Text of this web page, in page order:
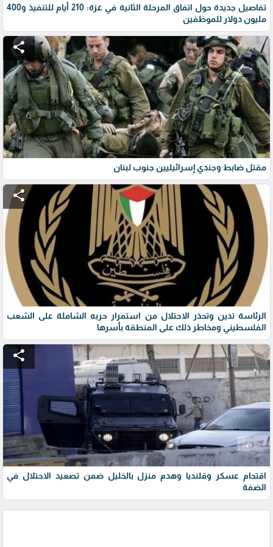
تفاصيل جديدة حول اتفاق المرحلة الثانية في غزة: 210 أيام للتنفيذ و400
مليون دولار للموظفين
share
مقتل ضابط وجندي إسرائيليين جنوب لبنان
share
الرئاسة تدين وتحذر الاحتلال من استمرار حربه الشاملة على الشعب
الفلسطيني ومخاطر ذلك على المنطقة بأسرها
share
اقتحام عسكر وقلنديا وهدم منزل بالخليل ضمن تصعيد الاحتلال في
الضفة